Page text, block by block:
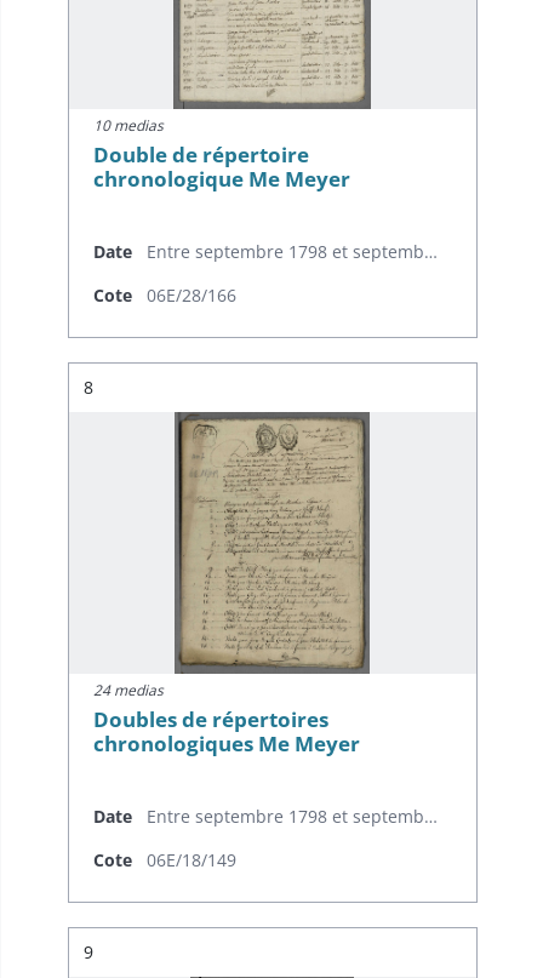
10 medias
Double de répertoire
chronologique Me Meyer
Date
Entre septembre 1798 et septembre 1799
Cote
06E/28/166
Résultat n°
8
24 medias
Doubles de répertoires
chronologiques Me Meyer
Date
Entre septembre 1798 et septembre 1799
Cote
06E/18/149
Résultat n°
9